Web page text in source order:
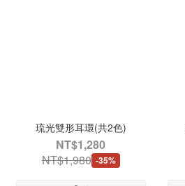
琉光雙形耳環(共2色)
NT$1,280
NT$1,980 -35%